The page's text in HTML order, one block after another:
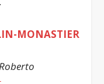
MONASTIER